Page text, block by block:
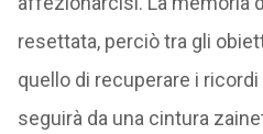
resettata, perciò tra gli
quello di recuperare i ricordi
seguirà da una cintura